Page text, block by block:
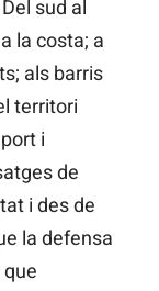
sud al
la costa; a
als barris
territori
i
de
i des de
la defensa
que